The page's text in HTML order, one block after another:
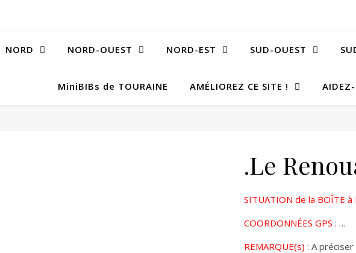
NORD NORD-OUEST NORD-EST SUD-OUEST
MiniBIBs de TOURAINE AMÉLIOREZ CE SITE !
.Le
SITUATION de la BOÎTE à
COORDONNÉES GPS : …
REMARQUE(s) : A préciser